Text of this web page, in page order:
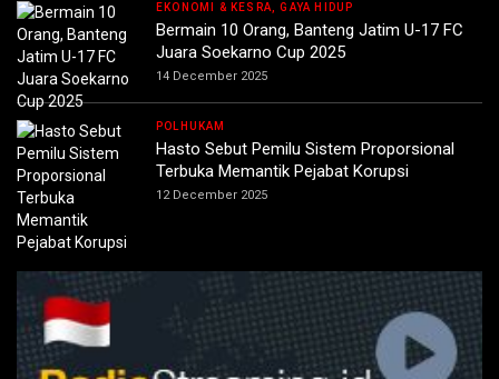
EKONOMI & KESRA, GAYA HIDUP
Bermain 10 Orang, Banteng Jatim U-17 FC
Juara Soekarno Cup 2025
14 December 2025
POLHUKAM
Hasto Sebut Pemilu Sistem Proporsional
Terbuka Memantik Pejabat Korupsi
12 December 2025